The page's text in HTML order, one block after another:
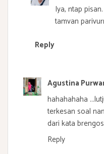
Iya, ntap
tamvan
Reply
Agustina
hahahahaha
terkesan soal
dari kata
Reply